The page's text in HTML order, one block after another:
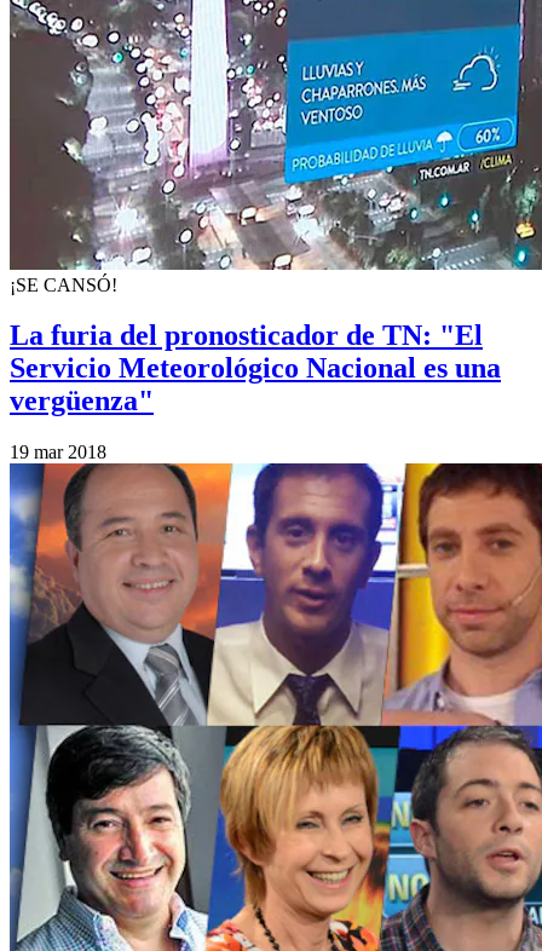
¡SE CANSÓ!
La furia del pronosticador de TN: "El
Servicio Meteorológico Nacional es una
vergüenza"
19 mar 2018